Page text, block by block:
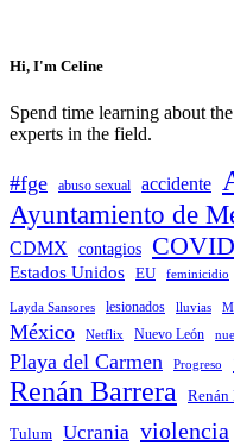
Hi, I'm Celine
Spend time learning about
experts in the field.
#fge abuso sexual accidente
Ayuntamiento de
CDMX contagios COVID
Estados Unidos EU feminicidio
Layda Sansores lesionados lluvias
México Netflix Nuevo León
Playa del Carmen Progreso
Renán Barrera Renán
Tulum Ucrania violencia